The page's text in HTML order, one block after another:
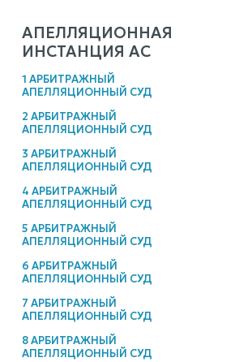
АПЕЛЛЯЦИОННАЯ
ИНСТАНЦИЯ АС
1 АРБИТРАЖНЫЙ
АПЕЛЛЯЦИОННЫЙ СУД
2 АРБИТРАЖНЫЙ
АПЕЛЛЯЦИОННЫЙ СУД
3 АРБИТРАЖНЫЙ
АПЕЛЛЯЦИОННЫЙ СУД
4 АРБИТРАЖНЫЙ
АПЕЛЛЯЦИОННЫЙ СУД
5 АРБИТРАЖНЫЙ
АПЕЛЛЯЦИОННЫЙ СУД
6 АРБИТРАЖНЫЙ
АПЕЛЛЯЦИОННЫЙ СУД
7 АРБИТРАЖНЫЙ
АПЕЛЛЯЦИОННЫЙ СУД
8 АРБИТРАЖНЫЙ
АПЕЛЛЯЦИОННЫЙ СУД